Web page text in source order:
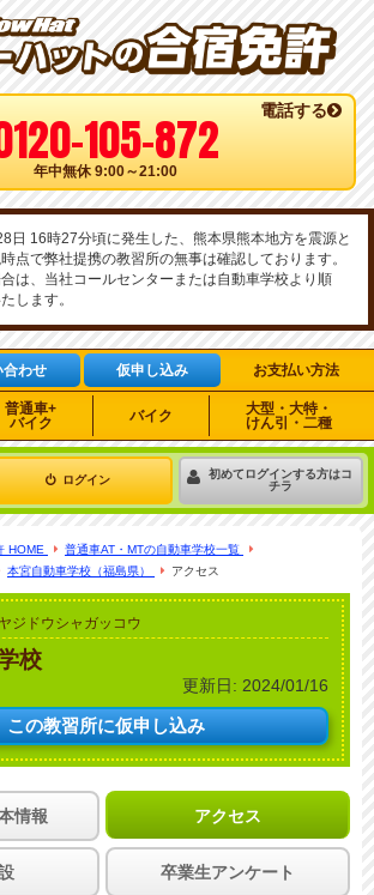
電話する
105-872
年中無休 9:00～21:00
日 16時27分頃に発生した、熊本県熊本地方を震源と
点で弊社提携の教習所の無事は確認しております。
は、当社コールセンターまたは自動車学校より順
します。
合わせ 仮申し込み お支払い方法
普通車+
バイク
バイク
大型・大特・
けん引・二種
ログイン
初めてログインする方はコ
チラ
HOME
普通車AT・MTの自動車学校一覧
本宮自動車学校（福島県） アクセス
ジドウシャガッコウ
校
更新日: 2024/01/16
この教習所に仮申し込み
情報 アクセス
卒業生アンケート